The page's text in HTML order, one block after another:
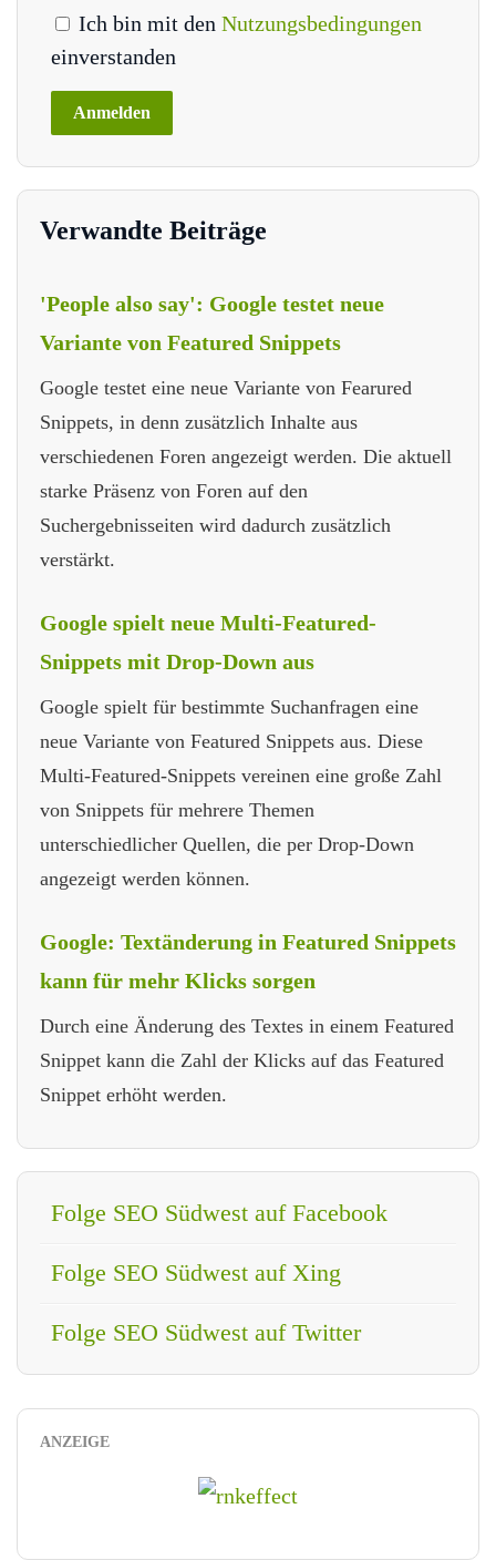
Ich bin mit den Nutzungsbedingungen
einverstanden
Verwandte Beiträge
'People also say': Google testet neue
Variante von Featured Snippets
Google testet eine neue Variante von Fearured
Snippets, in denn zusätzlich Inhalte aus
verschiedenen Foren angezeigt werden. Die aktuell
starke Präsenz von Foren auf den
Suchergebnisseiten wird dadurch zusätzlich
verstärkt.
Google spielt neue Multi-Featured-
Snippets mit Drop-Down aus
Google spielt für bestimmte Suchanfragen eine
neue Variante von Featured Snippets aus. Diese
Multi-Featured-Snippets vereinen eine große Zahl
von Snippets für mehrere Themen
unterschiedlicher Quellen, die per Drop-Down
angezeigt werden können.
Google: Textänderung in Featured Snippets
kann für mehr Klicks sorgen
Durch eine Änderung des Textes in einem Featured
Snippet kann die Zahl der Klicks auf das Featured
Snippet erhöht werden.
Folge SEO Südwest auf Facebook
Folge SEO Südwest auf Xing
Folge SEO Südwest auf Twitter
ANZEIGE